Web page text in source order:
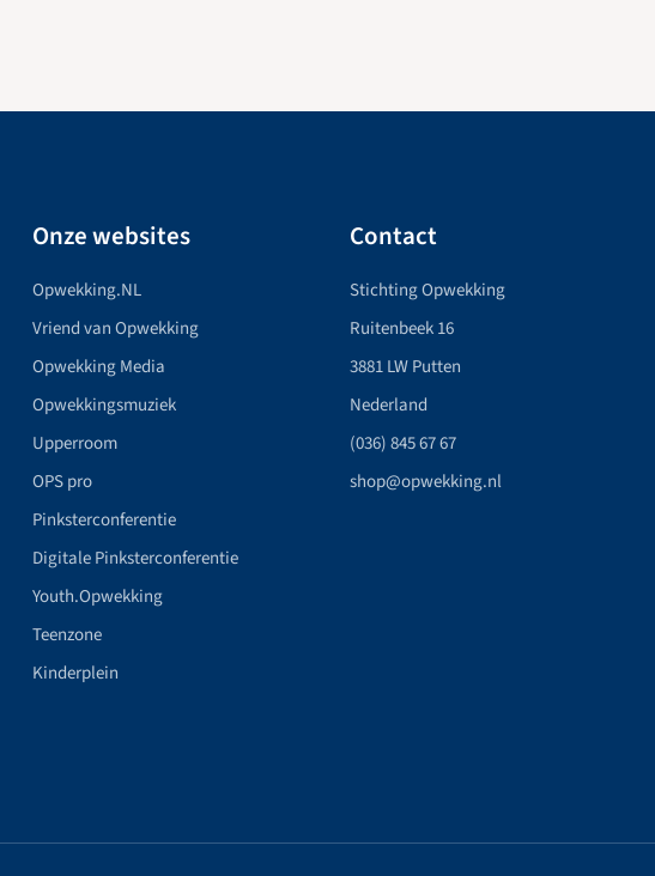
Onze websites
Opwekking.NL
Vriend van Opwekking
Opwekking Media
Opwekkingsmuziek
Upperroom
OPS pro
Pinksterconferentie
Digitale Pinksterconferentie
Youth.Opwekking
Teenzone
Kinderplein
Contact
Stichting Opwekking
Ruitenbeek 16
3881 LW Putten
Nederland
(036) 845 67 67
shop@opwekking.nl